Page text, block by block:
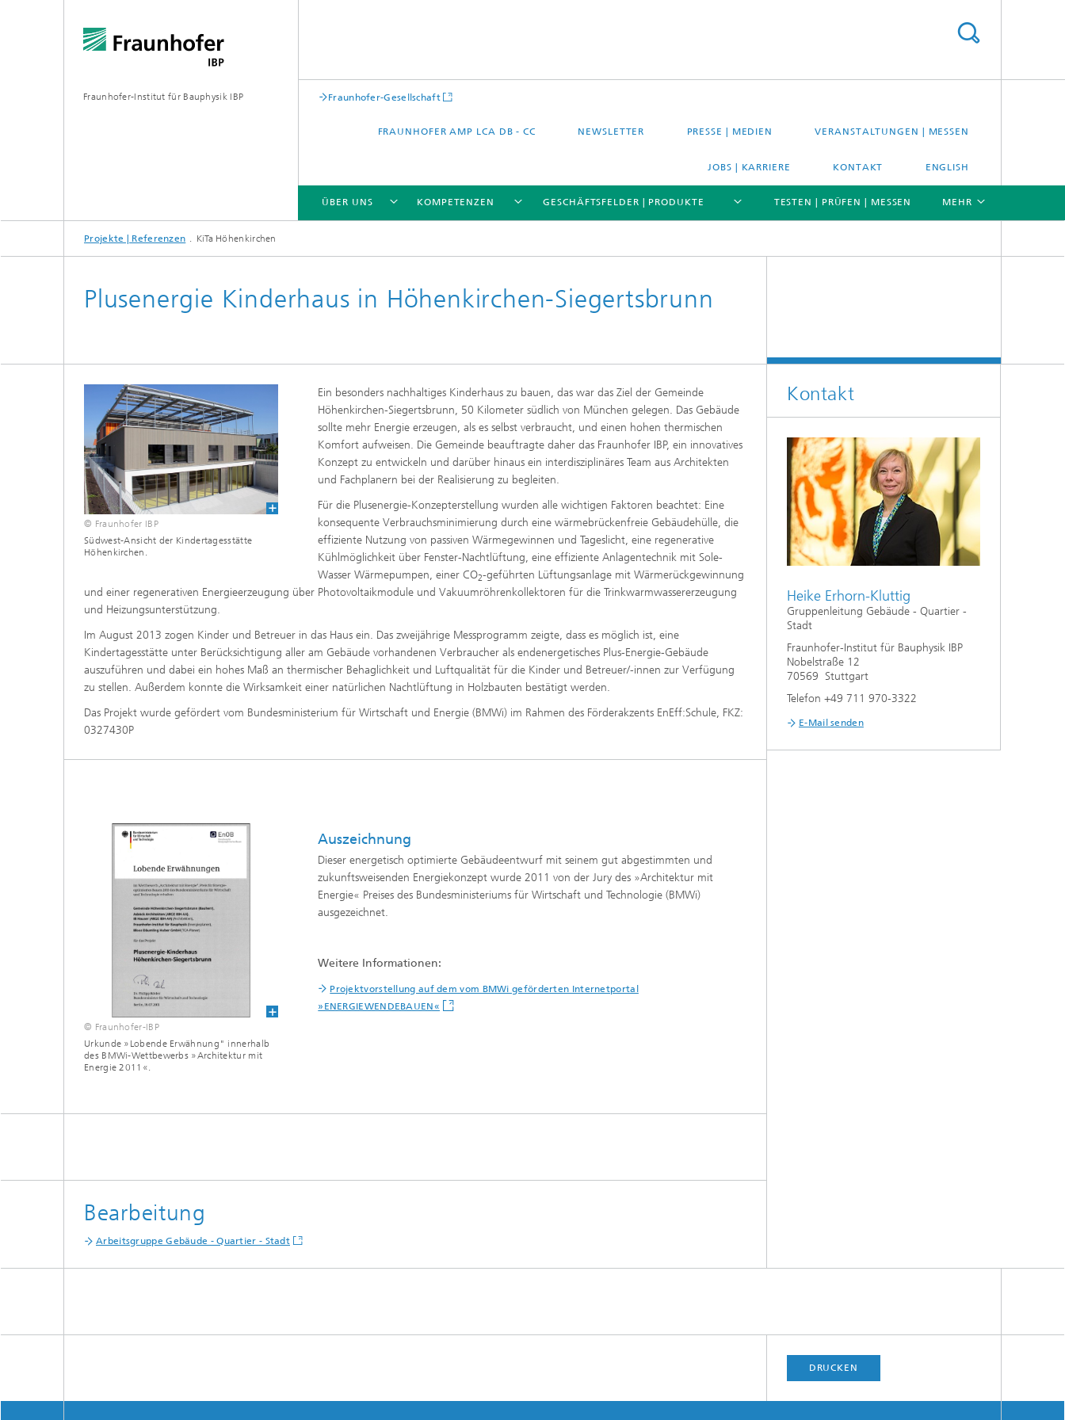
Fraunhofer-Institut für Bauphysik IBP Fraunhofer-Gesellschaft
FRAUNHOFER AMP LCA DB - CC NEWSLETTER PRESSE | MEDIEN VERANSTALTUNGEN | MESSEN
JOBS | KARRIERE KONTAKT ENGLISH
ÜBER UNS
ÜBER UNS
Leistungszentrum Mass
Personalization
®
KOMPETENZEN
KOMPETENZEN
Digitale und nachhaltige Akustik
Technischer Schallschutz und
Fahrzeugakustik
Human-Centered Acoustic Design
und User Research
Musikalische und Photoakustik
Urbane und Architekturakustik
Evaluierung und Demonstration
Lichttechnik und passive
Solarsysteme
Flug- und Fahrzeugklimatisierung
Planungswerkzeuge
Thermische Behaglichkeit, Modelle
und Simulation
Werkstoffe und Produktsysteme
Nachhaltiges Bauen
Nachhaltige Luftfahrt
Methoden der Ganzheitlichen
®
Data-Science enhanced Product
Stewardship
Klimasimulation und
Stadtbauphysikalische Modellierung
Markttechnische Umsetzung
Aktuelle Forschungsthemen
Emissionen
Material und Schadensfälle im
Bauprozess
Ökologie und Mikrobiologie
Spurenanalytik
Verbrennungs- und
Umweltschutztechnik
Luftqualität im Innenraum
GESCHÄFTSFELDER | PRODUKTE
GESCHÄFTSFELDER | PRODUKTE
TESTEN | PRÜFEN | MESSEN MEHR
Projekte | Referenzen KiTa Höhenkirchen
Plusenergie Kinderhaus in Höhenkirchen-Siegertsbrunn
© Fraunhofer IBP
Südwest-Ansicht der Kindertagesstätte
Höhenkirchen.
Ein besonders nachhaltiges Kinderhaus zu bauen, das war das Ziel der Gemeinde
Höhenkirchen-Siegertsbrunn, 50 Kilometer südlich von München gelegen. Das Gebäu­de
sollte mehr Energie erzeugen, als es selbst verbraucht, und einen hohen ther­mischen
Komfort aufweisen. Die Gemeinde beauftragte daher das Fraunhofer IBP, ein innovatives
Konzept zu entwickeln und darüber hinaus ein interdisziplinäres Team aus Architekten
und Fachplanern bei der Realisierung zu begleiten.
Für die Plusenergie-Konzepterstellung wur­den alle wichtigen Faktoren beachtet: Eine
konsequente Verbrauchsminimierung durch eine wärmebrückenfreie Gebäudehülle, die
effiziente Nutzung von passiven Wärme­gewinnen und Tageslicht, eine regenerative
Kühlmöglichkeit über Fenster-Nachtlüftung, eine effiziente Anlagentechnik mit Sole-
Wasser Wärmepumpen, einer CO2-geführ­ten Lüftungsanlage mit Wärmerückgewin­nung
und einer regenerativen Energieer­zeugung über Photovoltaikmodule und Vakuumröhrenkollektoren für die Trink­warmwassererzeugung
und Heizungsunter­stützung.
Im August 2013 zogen Kinder und Betreuer in das Haus ein. Das zweijährige Messpro­gramm zeigte, dass es möglich ist, eine
Kindertagesstätte unter Berücksichtigung aller am Gebäude vorhandenen Verbrau­cher als endenergetisches Plus-Energie-Gebäude
auszuführen und dabei ein hohes Maß an thermischer Behaglichkeit und Luftqualität für die Kinder und Betreuer/-innen zur Verfügung
zu stellen. Außerdem konnte die Wirksamkeit einer natürlichen Nachtlüftung in Holzbauten bestätigt werden.
Das Projekt wurde gefördert vom Bundesministerium für Wirtschaft und Energie (BMWi) im Rahmen des Förder­akzents EnEff:Schule, FKZ:
0327430P
© Fraunhofer-IBP
Urkunde »Lobende Erwähnung" innerhalb
des BMWi-Wettbewerbs »Architektur mit
Energie 2011«.
Auszeichnung
Dieser energetisch optimierte Gebäudeentwurf mit seinem gut abgestimmten und
zukunftsweisenden Energiekonzept wurde 2011 von der Jury des »Architektur mit
Energie« Preises des Bundesministeriums für Wirtschaft und Technologie (BMWi)
ausgezeichnet.
Weitere Informationen:
Projektvorstellung auf dem vom BMWi geförderten Internetportal
»ENERGIEWENDEBAUEN«
Bearbeitung
Arbeitsgruppe Gebäude - Quartier - Stadt
Kontakt
Heike Erhorn-Kluttig
Gruppenleitung Gebäude - Quartier -
Stadt
Fraunhofer-Institut für Bauphysik IBP
Nobelstraße 12
70569 Stuttgart
Telefon +49 711 970-3322
E-Mail senden
DRUCKEN